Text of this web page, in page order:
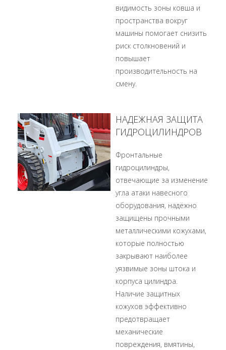
видимость зоны ковша и
пространства вокруг
машины помогает снизить
риск столкновений и
повышает
производительность на
смену.
НАДЕЖНАЯ ЗАЩИТА
ГИДРОЦИЛИНДРОВ
Фронтальные
гидроцилиндры,
отвечающие за изменение
угла атаки навесного
оборудования, надёжно
защищены прочными
металлическими кожухами,
которые полностью
закрывают наиболее
уязвимые зоны штока и
корпуса цилиндра.
Наличие защитных
кожухов эффективно
предотвращает
механические
повреждения, вмятины,